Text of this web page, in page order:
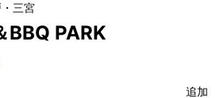
三宮
BBQ PARK
追加